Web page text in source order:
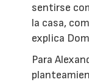
sentirse
la casa,
explica
Para